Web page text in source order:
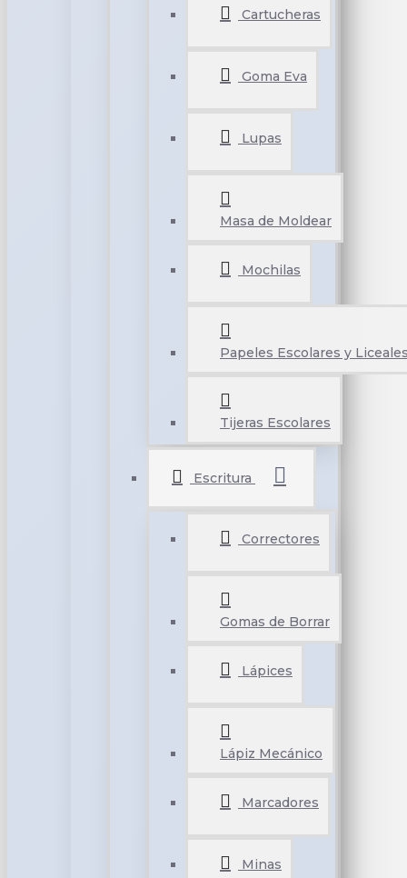
Cartucheras
Goma Eva
Lupas
Masa de Moldear
Mochilas
Papeles Escolares y
Tijeras Escolares
Escritura
Correctores
Gomas de Borrar
Lápices
Lápiz Mecánico
Marcadores
Minas